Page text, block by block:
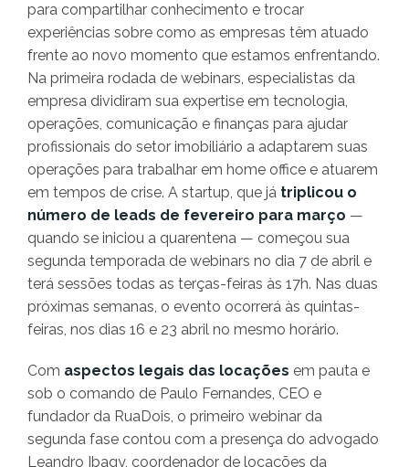
para compartilhar conhecimento e trocar
experiências sobre como as empresas têm atuado
frente ao novo momento que estamos enfrentando.
Na primeira rodada de webinars, especialistas da
empresa dividiram sua expertise em tecnologia,
operações, comunicação e finanças para ajudar
profissionais do setor imobiliário a adaptarem suas
operações para trabalhar em home office e atuarem
em tempos de crise. A startup, que já triplicou o
número de leads de fevereiro para março —
quando se iniciou a quarentena — começou sua
segunda temporada de webinars no dia 7 de abril e
terá sessões todas as terças-feiras às 17h. Nas duas
próximas semanas, o evento ocorrerá às quintas-
feiras, nos dias 16 e 23 abril no mesmo horário.
Com aspectos legais das locações em pauta e
sob o comando de Paulo Fernandes, CEO e
fundador da RuaDois, o primeiro webinar da
segunda fase contou com a presença do advogado
Leandro Ibagy, coordenador de locações da